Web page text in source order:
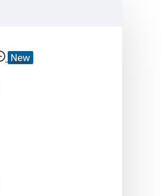
New